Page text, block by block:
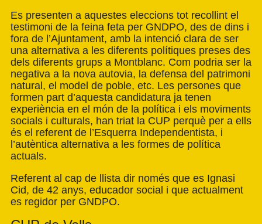
Es presenten a aquestes eleccions tot recollint el
testimoni de la feina feta per GNDPO, des de dins i
fora de l’Ajuntament, amb la intenció clara de ser
una alternativa a les diferents polítiques preses des
dels diferents grups a Montblanc. Com podria ser la
negativa a la nova autovia, la defensa del patrimoni
natural, el model de poble, etc. Les persones que
formen part d’aquesta candidatura ja tenen
experiència en el món de la política i els moviments
socials i culturals, han triat la CUP perquè per a ells
és el referent de l’Esquerra Independentista, i
l’autèntica alternativa a les formes de política
actuals.
Referent al cap de llista dir només que es Ignasi
Cid, de 42 anys, educador social i que actualment
es regidor per GNDPO.